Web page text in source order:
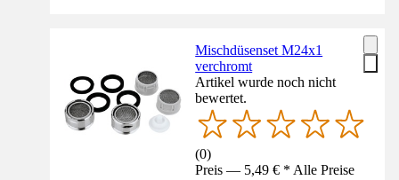
Mischdüsenset M24x1
verchromt
Artikel wurde noch nicht
bewertet.
(0)
Preis — 5,49 € * Alle Preise